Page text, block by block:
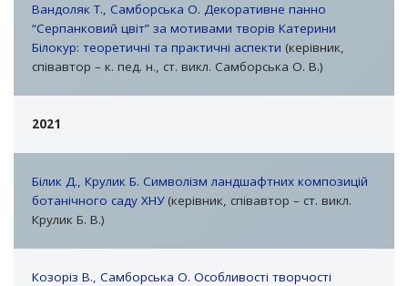
Вандоляк Т., Самборська О. Декоративне панно
“Серпанковий цвіт” за мотивами творів Катерини
Білокур: теоретичні та практичні аспекти (керівник,
співавтор – к. пед. н., ст. викл. Самборська О. В.)
2021
Білик Д., Крулик Б. Символізм ландшафтних композицій
ботанічного саду ХНУ(керівник, співавтор – ст. викл.
Крулик Б. В.)
Козоріз В., Самборська О. Особливості творчості